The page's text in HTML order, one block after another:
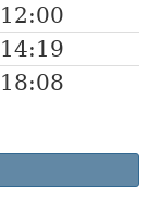
12:00
14:19
18:08